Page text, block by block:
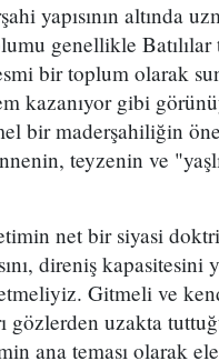
yapısının altında
genellikle Batılılar
bir toplum olarak
kazanıyor gibi
bir maderşahiliğin
teyzenin ve
net bir siyasi
direniş kapasitesini
Gitmeli ve
gözlerden uzakta
ana teması olarak